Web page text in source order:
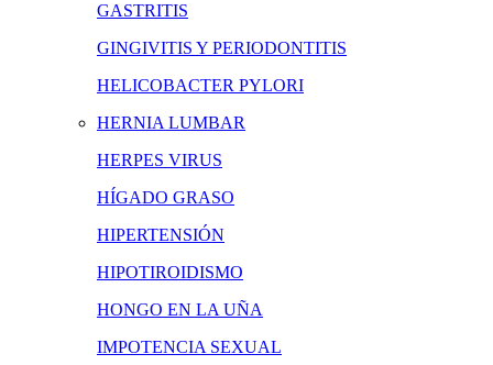
GASTRITIS
GINGIVITIS Y PERIODONTITIS
HELICOBACTER PYLORI
HERNIA LUMBAR
HERPES VIRUS
HÍGADO GRASO
HIPERTENSIÓN
HIPOTIROIDISMO
HONGO EN LA UÑA
IMPOTENCIA SEXUAL